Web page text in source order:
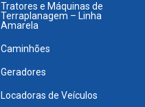
Tratores e Máquinas de
Terraplanagem – Linha
Amarela
Caminhões
Geradores
Locadoras de Veículos